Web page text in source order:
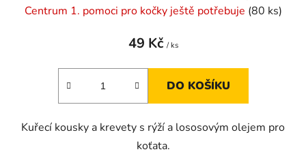
Centrum 1. pomoci pro kočky ještě potřebuje (80 ks)
49 Kč / ks
DO KOŠÍKU
Kuřecí kousky a krevety s rýží a lososovým olejem pro
koťata.